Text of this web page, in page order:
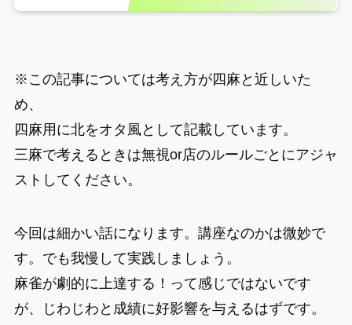
※この記事については考え方が四麻と近しいた
め、
四麻用に北をオタ風として記載しています。
三麻で考えるときは無視or店のルールごとにアジャ
ストしてください。
今回は細かい話になります。講座なのかは微妙で
す。でも我慢して実践しましょう。
麻雀が劇的に上達する！って感じではないです
が、じわじわと成績に好影響を与えるはずです。